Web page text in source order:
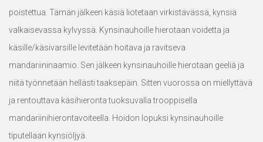
poistettua. Tämän jälkeen käsiä liotetaan virkistävässä, kynsiä
valkaisevassa kylvyssä. Kynsinauhoille hierotaan voidetta ja
käsille/käsivarsille levitetään hoitava ja ravitseva
mandariininaamio. Sen jälkeen kynsinauhoille hierotaan geeliä ja
niitä työnnetään hellästi taaksepäin. Sitten vuorossa on miellyttävä
ja rentouttava käsihieronta tuoksuvalla trooppisella
mandariinihierontavoiteella. Hoidon lopuksi kynsinauhoille
tiputellaan kynsiöljyä.